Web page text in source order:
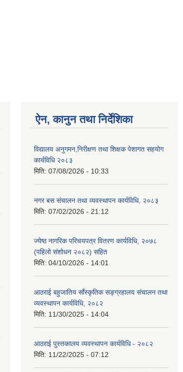
ऐन, कानुन तथा निर्देशिका
विद्यालय अनुगमन,निरीक्षण तथा शिक्षक पेशागत सहयोग
कार्यविधि २०८३
मिति: 07/08/2026 - 10:33
नगर बस संचालन तथा व्यवस्थापन कार्यविधि, २०८३
मिति: 07/02/2026 - 21:12
ज्येष्ठ नागरिक परिचयपत्र वितरण कार्यविधि, २०७८
(पहिलो संशोधन २०८२) सहित
मिति: 04/10/2026 - 14:01
आठराई बहुजातिय साँस्कृतिक सङ्ग्रहालय संचालन तथा
व्यवस्थापन कार्यविधि, २०८२
मिति: 11/30/2025 - 14:04
आठराई पुस्तकालय व्यवस्थापन कार्यविधि - २०८२
मिति: 11/22/2025 - 07:12